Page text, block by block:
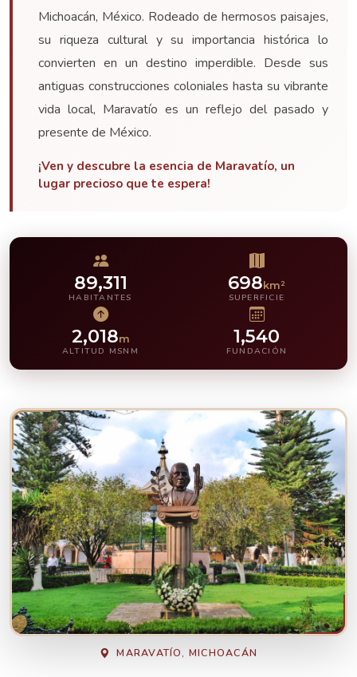
Michoacán, México. Rodeado de hermosos paisajes,
su riqueza cultural y su importancia histórica lo
convierten en un destino imperdible. Desde sus
antiguas construcciones coloniales hasta su vibrante
vida local, Maravatío es un reflejo del pasado y
presente de México.
¡Ven y descubre la esencia de Maravatío, un
lugar precioso que te espera!
89,311
HABITANTES
698 km²
SUPERFICIE
2,018m
ALTITUD MSNM
1,540
FUNDACIÓN
MARAVATÍO, MICHOACÁN